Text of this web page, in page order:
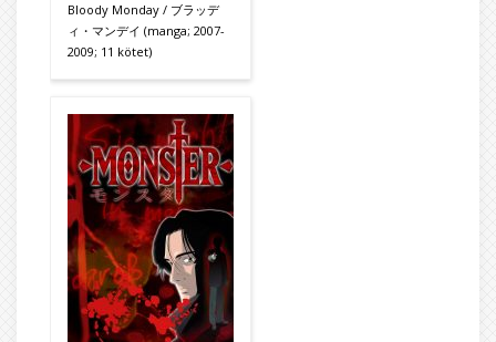
Bloody Monday / ブラッデ
ィ・マンデイ (manga; 2007-
2009; 11 kötet)